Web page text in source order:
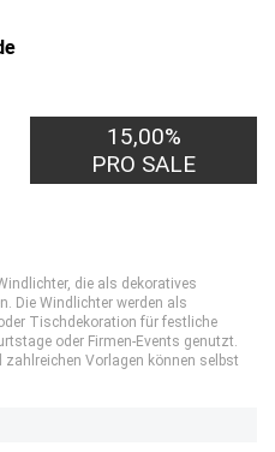
15,00%
PRO SALE
die als dekoratives
Die Windlichter werden als
Tischdekoration für festliche
oder Firmen-Events genutzt.
Vorlagen können selbst